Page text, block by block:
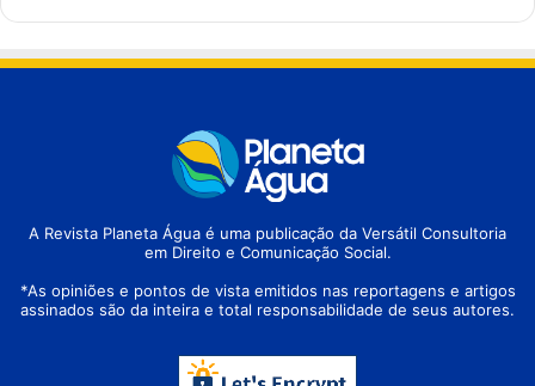
A Revista Planeta Água é uma publicação da Versátil Consultoria
em Direito e Comunicação Social.
*As opiniões e pontos de vista emitidos nas reportagens e artigos
assinados são da inteira e total responsabilidade de seus autores.